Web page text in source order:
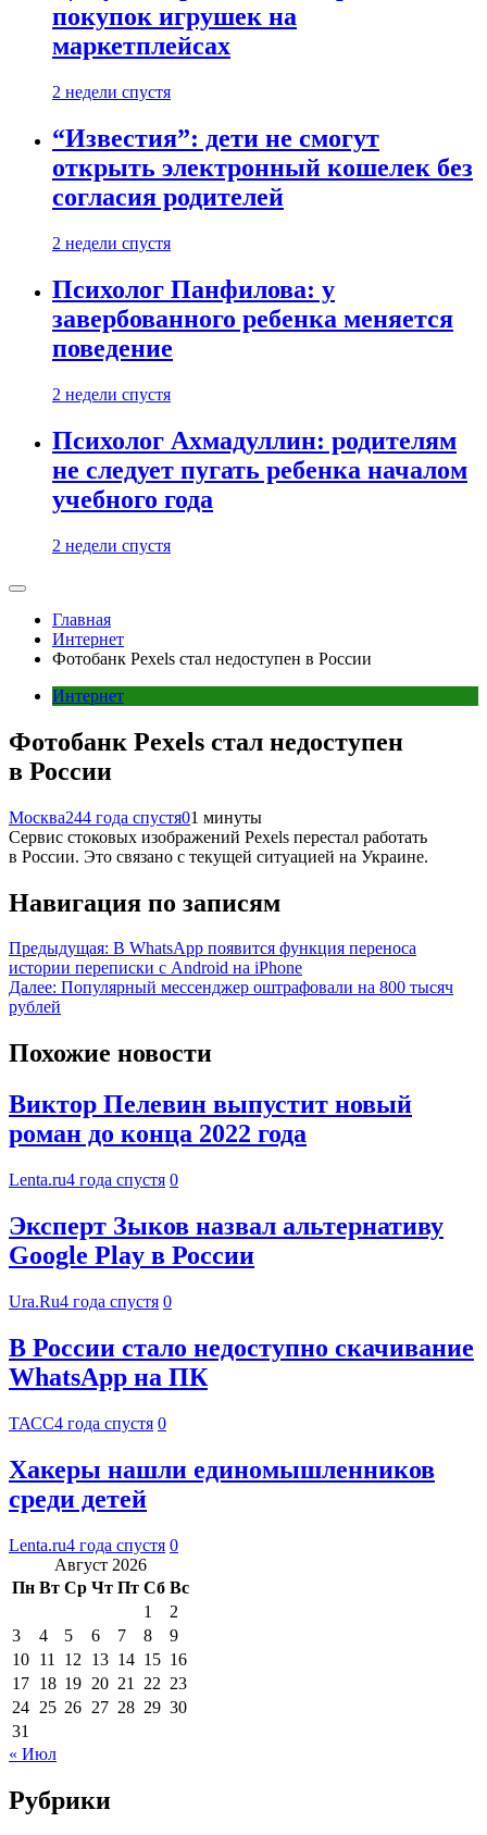
покупок игрушек на
маркетплейсах
2 недели спустя
“Известия”: дети не смогут
открыть электронный кошелек без
согласия родителей
2 недели спустя
Психолог Панфилова: у
завербованного ребенка меняется
поведение
2 недели спустя
Психолог Ахмадуллин: родителям
не следует пугать ребенка началом
учебного года
2 недели спустя
Главная
Интернет
Фотобанк Pexels стал недоступен в России
Интернет
Фотобанк Pexels стал недоступен
в России
Москва244 года спустя01 минуты
Сервис стоковых изображений Pexels перестал работать
в России. Это связано с текущей ситуацией на Украине.
Навигация по записям
Предыдущая: В WhatsApp появится функция переноса
истории переписки с Android на iPhone
Далее: Популярный мессенджер оштрафовали на 800 тысяч
рублей
Похожие новости
Виктор Пелевин выпустит новый
роман до конца 2022 года
Lenta.ru4 года спустя 0
Эксперт Зыков назвал альтернативу
Google Play в России
Ura.Ru4 года спустя 0
В России стало недоступно скачивание
WhatsApp на ПК
ТАСС4 года спустя 0
Хакеры нашли единомышленников
среди детей
Lenta.ru4 года спустя 0
Август 2026
Пн Вт Ср Чт Пт Сб Вс
1
2
3
4 5 6 7 8
9
10 11 12 13 14 15 16
17 18 19 20 21 22 23
24 25 26 27 28 29 30
31
« Июл
Рубрики